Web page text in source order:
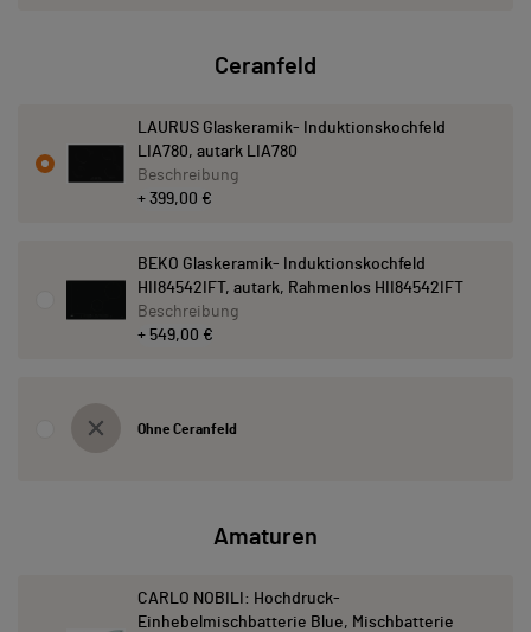
Ceranfeld
LAURUS Glaskeramik- Induktionskochfeld
LIA780, autark LIA780
+ 399,00 €
Beschreibung
BEKO Glaskeramik- Induktionskochfeld
HII84542IFT, autark, Rahmenlos HII84542IFT
+ 549,00 €
Beschreibung
Ohne Ceranfeld
Amaturen
CARLO NOBILI: Hochdruck-
Einhebelmischbatterie Blue, Mischbatterie